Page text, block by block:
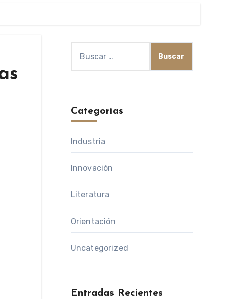
Categorías
Industria
Innovación
Literatura
Orientación
Uncategorized
Entradas Recientes